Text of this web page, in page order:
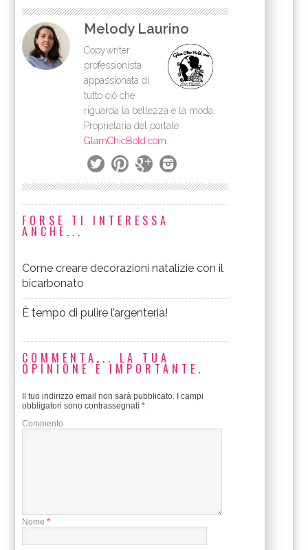
Melody Laurino
Copywriter
professionista
appassionata di
tutto ciò che
riguarda la bellezza e la moda.
Proprietaria del portale
GlamChicBold.com
FORSE TI INTERESSA
ANCHE...
Come creare decorazioni natalizie con il
bicarbonato
È tempo di pulire l’argenteria!
COMMENTA... LA TUA
OPINIONE È IMPORTANTE.
Il tuo indirizzo email non sarà pubblicato. I campi
obbligatori sono contrassegnati*
Commento
Nome *